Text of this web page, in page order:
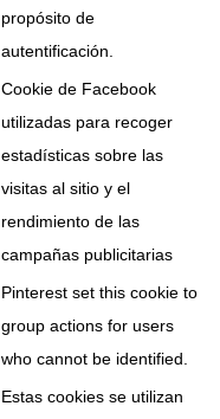
propósito de
autentificación.
Cookie de Facebook
utilizadas para recoger
estadísticas sobre las
visitas al sitio y el
rendimiento de las
campañas publicitarias
Pinterest set this cookie to
group actions for users
who cannot be identified.
Estas cookies se utilizan